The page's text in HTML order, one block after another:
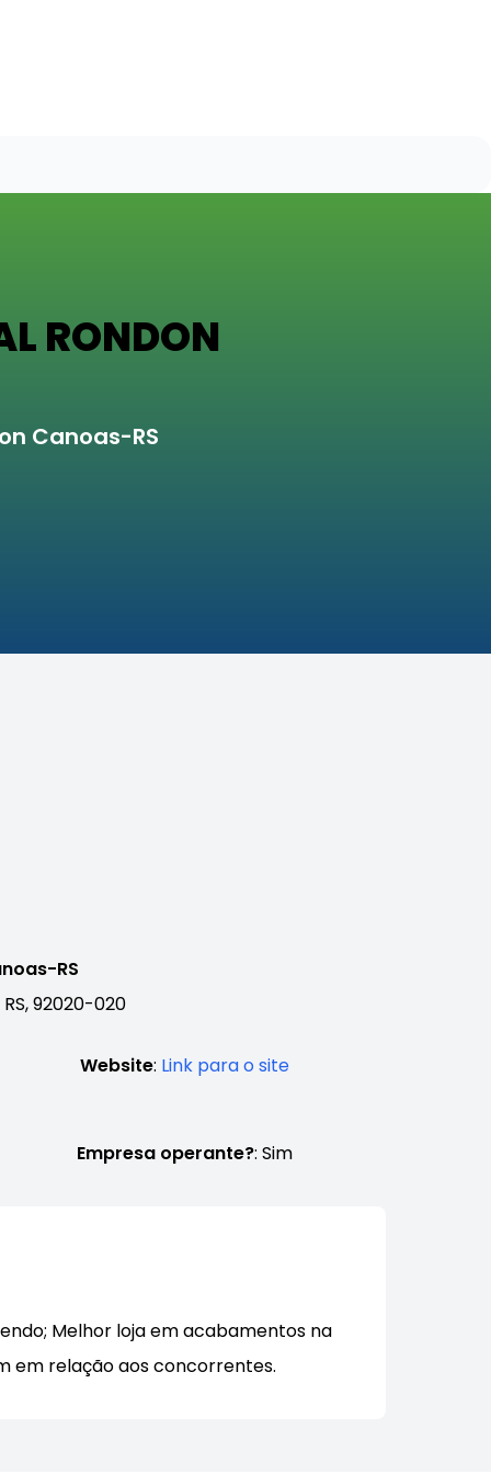
RONDON
Canoas-RS
RS
92020-020
Website: Link para o site
Empresa operante?: Sim
Melhor loja em acabamentos na
em relação aos concorrentes.